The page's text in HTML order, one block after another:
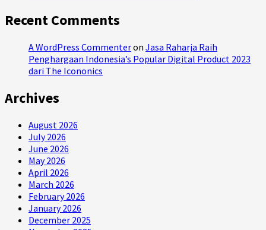
Recent Comments
A WordPress Commenteron Jasa Raharja Raih
Penghargaan Indonesia’s Popular Digital Product 2023
dari The Icononics
Archives
August 2026
July 2026
June 2026
May 2026
April 2026
March 2026
February 2026
January 2026
December 2025